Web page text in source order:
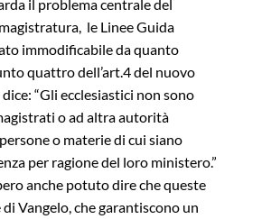
il problema centrale del
le Linee Guida
immodificabile da quanto
quattro dell’art.4 del nuovo
“Gli ecclesiastici non sono
o ad altra autorità
o materie di cui siano
per ragione del loro ministero.”
anche potuto dire che queste
Vangelo, che garantiscono un